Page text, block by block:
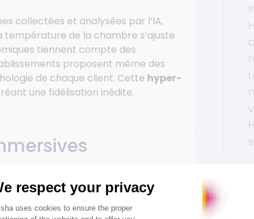
collectées et analysées par l’IA,
température de la chambre s’ajuste
tiennent compte des
proposent même des
de chaque client. Cette hyper-
une fidélisation inédite.
mais une histoire à vivre. Les
réalité virtuelle permettant de
Des ateliers de cuisine